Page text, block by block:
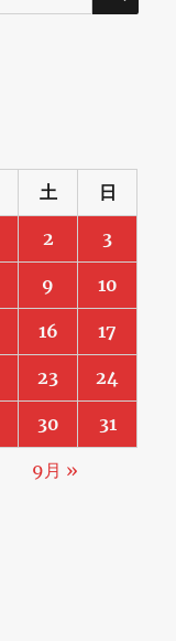
土 日
2 3
9 10
16 17
23 24
30 31
9月 »